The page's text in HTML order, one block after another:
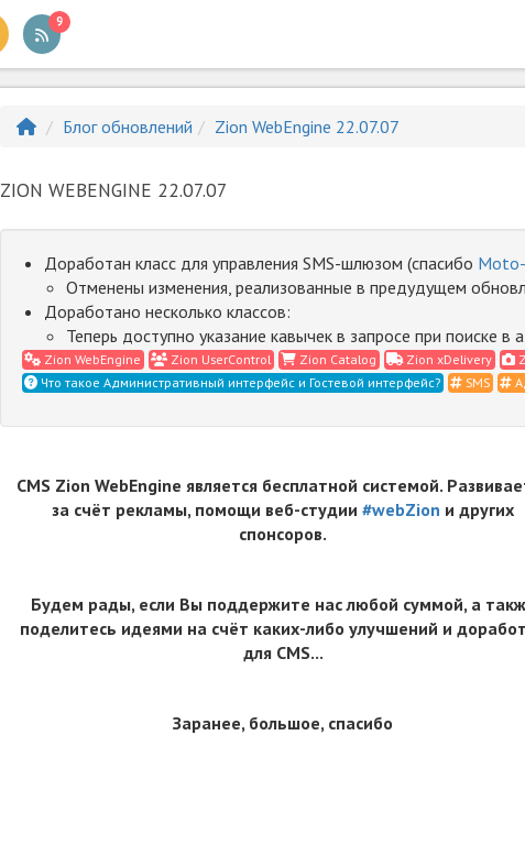
9
Блог обновлений Zion WebEngine 22.07.07
ZION WEBENGINE 22.07.07
Доработан класс для управления SMS-шлюзом (спасибо
Отменены изменения, реализованные в предудущем
Доработано несколько классов:
Теперь доступно указание кавычек в запросе при поиске
Zion WebEngine Zion UserControl Zion Catalog Zion xDelivery
Что такое Административный интерфейс и Гостевой интерфейс?
SMS
CMS Zion WebEngine является бесплатной системой.
за счёт рекламы, помощи веб-студии #webZion и других
спонсоров.
Будем рады, если Вы поддержите нас любой суммой, а
поделитесь идеями на счёт каких-либо улучшений и
для CMS...
Заранее, большое, спасибо